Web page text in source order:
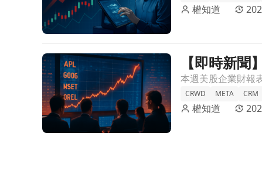
權知道
前往【即時新聞】美股企業盈餘表現強勁，九成公司
【即時新
CRWD
META CRM
權知道